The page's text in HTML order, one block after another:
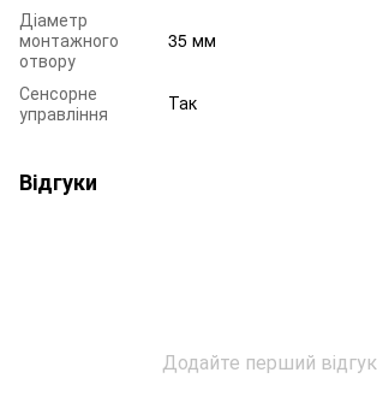
Діаметр
монтажного
отвору
35 мм
Сенсорне
управління
Так
Відгуки
Додайте перший відгук